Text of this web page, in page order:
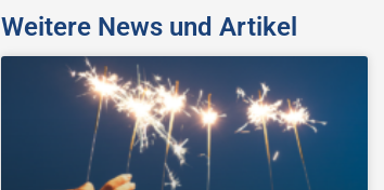
Weitere News und Artikel